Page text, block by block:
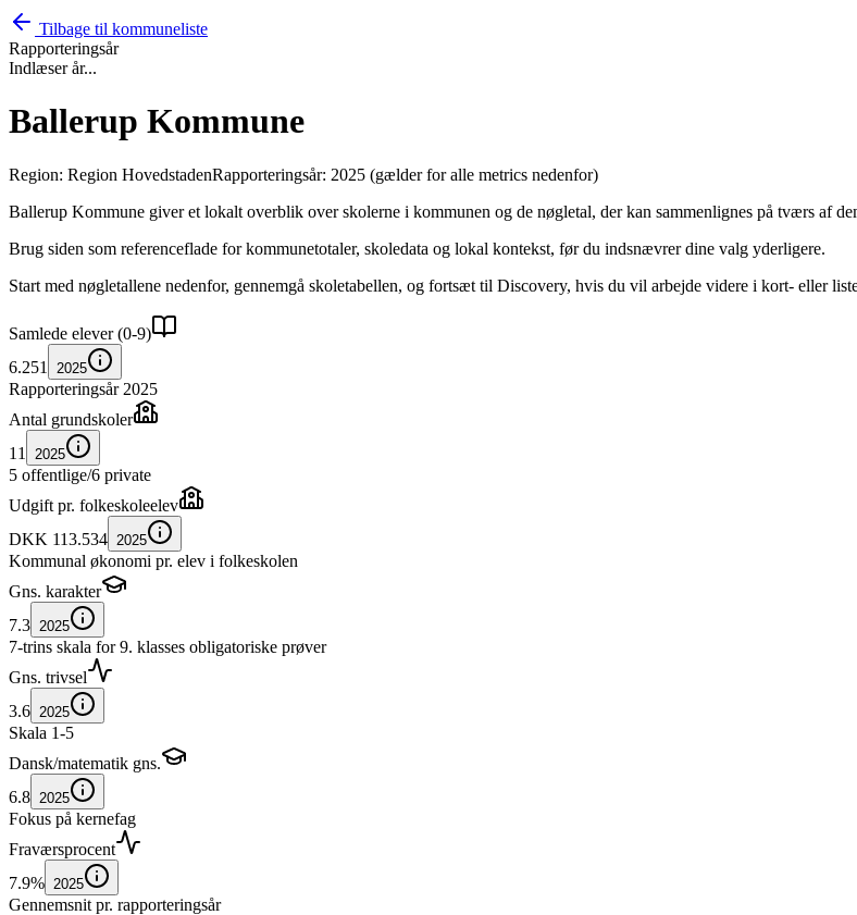
Tilbage til kommuneliste
Rapporteringsår
Indlæser år...
Ballerup Kommune
Region: Region HovedstadenRapporteringsår: 2025 (gælder for alle metrics nedenfor)
Ballerup Kommune giver et lokalt overblik over skolerne i kommunen og de nøgletal, der kan sammenlignes på tværs af
Brug siden som referenceflade for kommunetotaler, skoledata og lokal kontekst, før du indsnævrer dine valg yderligere.
Start med nøgletallene nedenfor, gennemgå skoletabellen, og fortsæt til Discovery, hvis du vil arbejde videre i kort- eller
Samlede elever (0-9)
6.251
2025
Rapporteringsår 2025
Antal grundskoler
11
2025
5 offentlige/6 private
Udgift pr. folkeskoleelev
DKK 113.534 2025
Kommunal økonomi pr. elev i folkeskolen
Gns. karakter
7.3 2025
7-trins skala for 9. klasses obligatoriske prøver
Gns. trivsel
3.6 2025
Skala 1-5
Dansk/matematik gns.
6.8 2025
Fokus på kernefag
Fraværsprocent
7.9% 2025
Gennemsnit pr. rapporteringsår